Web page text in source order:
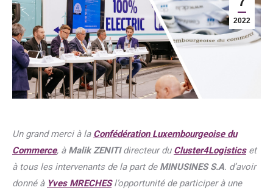
2022
Un grand merci à la Confédération Luxembourgeoise du
Commerce, à Malik ZENITIdirecteur du Cluster4Logisticset
à tous les intervenants de la part de MINUSINES S.A. d’avoir
donné à Yves MRECHESl’opportunité de participer à une